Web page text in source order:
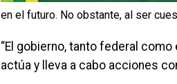
en el futuro. No obstante, al ser
“El gobierno, tanto federal como
actúa y lleva a cabo acciones